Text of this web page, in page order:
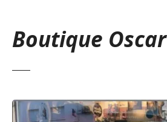
Boutique Oscar